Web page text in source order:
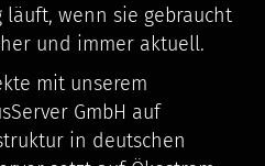
läuft, wenn sie gebraucht
und immer aktuell.
mit unserem
GmbH auf
in deutschen